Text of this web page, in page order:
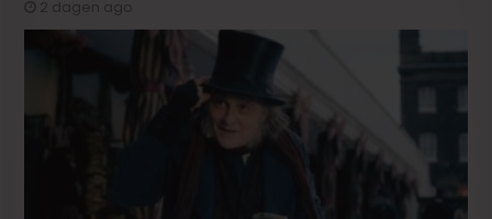
2 dagen ago